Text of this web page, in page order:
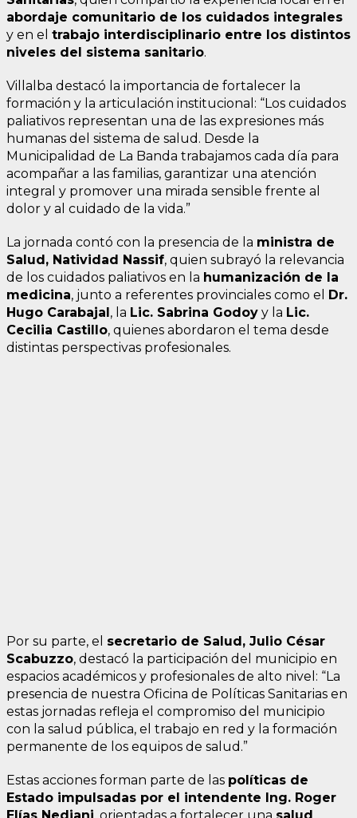
abordaje comunitario de los cuidados integrales
y en el trabajo interdisciplinario entre los distintos
niveles del sistema sanitario.
Villalba destacó la importancia de fortalecer la
formación y la articulación institucional: “Los cuidados
paliativos representan una de las expresiones más
humanas del sistema de salud. Desde la
Municipalidad de La Banda trabajamos cada día para
acompañar a las familias, garantizar una atención
integral y promover una mirada sensible frente al
dolor y al cuidado de la vida.”
La jornada contó con la presencia de la ministra de
Salud, Natividad Nassif, quien subrayó la relevancia
de los cuidados paliativos en la humanización de la
medicina, junto a referentes provinciales como el Dr.
Hugo Carabajal, la Lic. Sabrina Godoy y la Lic.
Cecilia Castillo, quienes abordaron el tema desde
distintas perspectivas profesionales.
Por su parte, el secretario de Salud, Julio César
Scabuzzo, destacó la participación del municipio en
espacios académicos y profesionales de alto nivel: “La
presencia de nuestra Oficina de Políticas Sanitarias en
estas jornadas refleja el compromiso del municipio
con la salud pública, el trabajo en red y la formación
permanente de los equipos de salud.”
Estas acciones forman parte de las políticas de
Estado impulsadas por el intendente Ing. Roger
Elías Nediani , orientadas a fortalecer una salud